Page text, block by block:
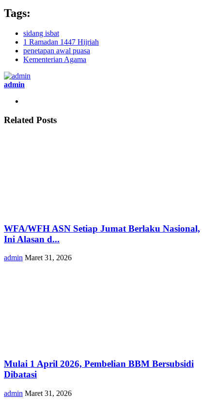
Tags:
sidang isbat
1 Ramadan 1447 Hijriah
penetapan awal puasa
Kementerian Agama
admin
Related Posts
WFA/WFH ASN Setiap Jumat Berlaku Nasional,
Ini Alasan d...
admin Maret 31, 2026
Mulai 1 April 2026, Pembelian BBM Bersubsidi
Dibatasi
admin Maret 31, 2026